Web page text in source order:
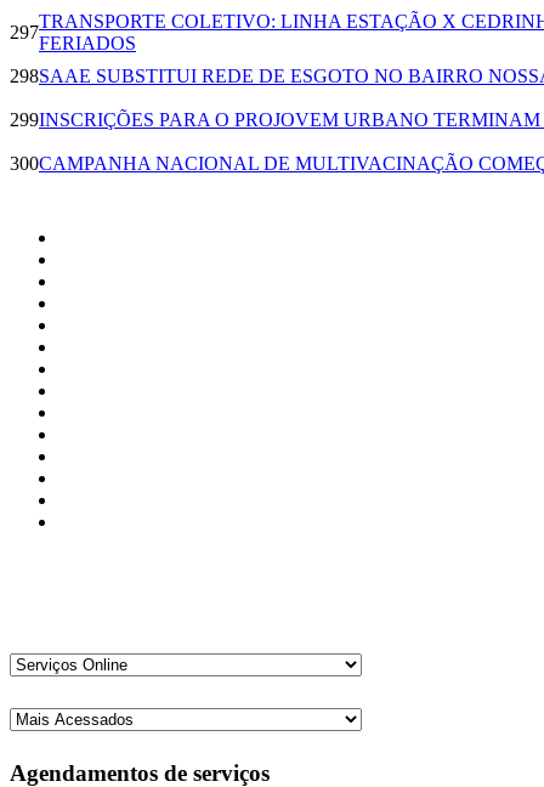
297
TRANSPORTE COLETIVO: LINHA ESTAÇÃO X
FERIADOS
298SAAE SUBSTITUI REDE DE ESGOTO NO BAIRRO
299INSCRIÇÕES PARA O PROJOVEM URBANO
300CAMPANHA NACIONAL DE MULTIVACINAÇÃO
Agendamentos de serviços